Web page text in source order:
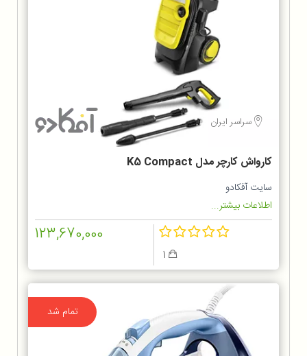
سراسر ایران
کارواش کارچر مدل K5 Compact
سایت آفکادو
اطلاعات بیشتر...
123,670,000
تمام شد